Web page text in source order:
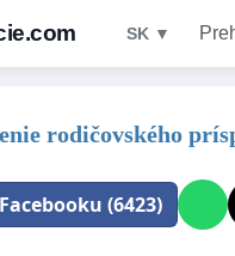
SK ▼
rodičovského
(6423)